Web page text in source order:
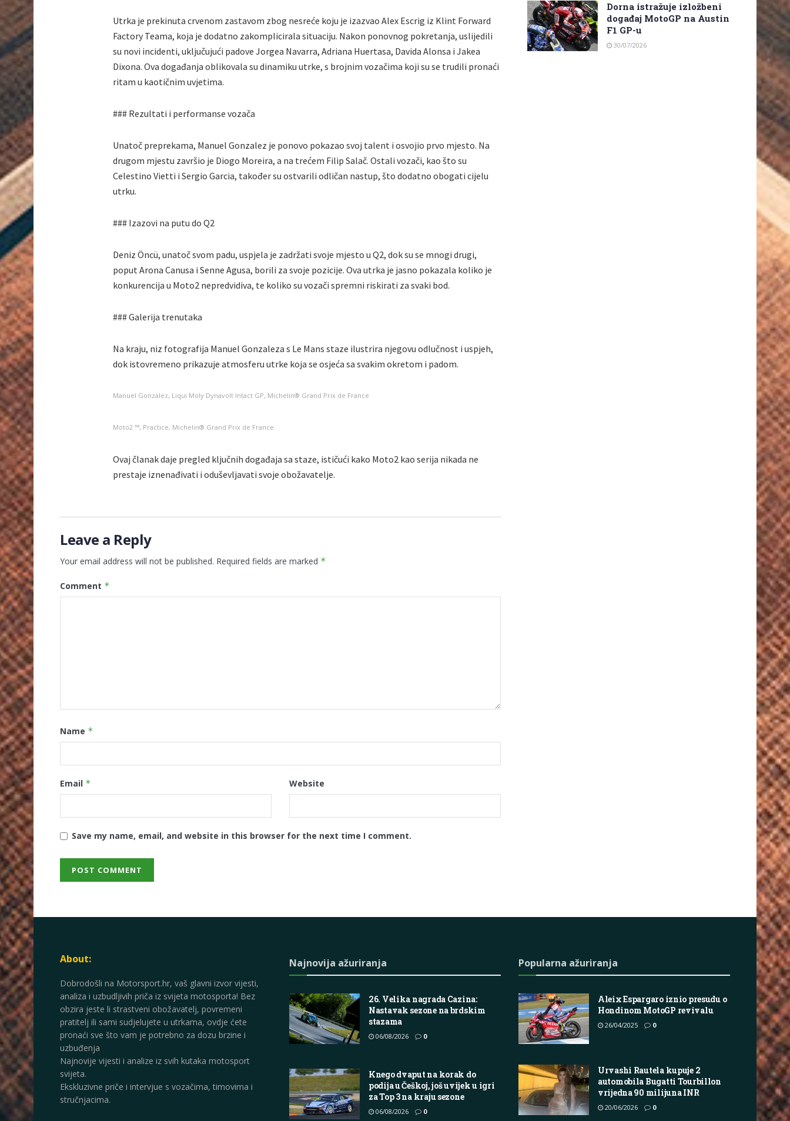
Utrka je prekinuta crvenom zastavom zbog nesreće koju je izazvao Alex Escrig iz Klint Forward
Factory Teama, koja je dodatno zakomplicirala situaciju. Nakon ponovnog pokretanja, uslijedili
su novi incidenti, uključujući padove Jorgea Navarra, Adriana Huertasa, Davida Alonsa i Jakea
Dixona. Ova događanja oblikovala su dinamiku utrke, s brojnim vozačima koji su se trudili pronaći
ritam u kaotičnim uvjetima.
### Rezultati i performanse vozača
Unatoč preprekama, Manuel Gonzalez je ponovo pokazao svoj talent i osvojio prvo mjesto. Na
drugom mjestu završio je Diogo Moreira, a na trećem Filip Salač. Ostali vozači, kao što su
Celestino Vietti i Sergio Garcia, također su ostvarili odličan nastup, što dodatno obogati cijelu
utrku.
### Izazovi na putu do Q2
Deniz Öncü, unatoč svom padu, uspjela je zadržati svoje mjesto u Q2, dok su se mnogi drugi,
poput Arona Canusa i Senne Agusa, borili za svoje pozicije. Ova utrka je jasno pokazala koliko je
konkurencija u Moto2 nepredvidiva, te koliko su vozači spremni riskirati za svaki bod.
### Galerija trenutaka
Na kraju, niz fotografija Manuel Gonzaleza s Le Mans staze ilustrira njegovu odlučnost i uspjeh,
dok istovremeno prikazuje atmosferu utrke koja se osjeća sa svakim okretom i padom.
Manuel Gonzalez, Liqui Moly Dynavolt Intact GP, Michelin® Grand Prix de France
Moto2 ™, Practice, Michelin® Grand Prix de France
Ovaj članak daje pregled ključnih događaja sa staze, ističući kako Moto2 kao serija nikada ne
prestaje iznenađivati i oduševljavati svoje obožavatelje.
Leave a Reply
Your email address will not be published. Required fields are marked *
Comment *
Name *
Email * Website
Save my name, email, and website in this browser for the next time I comment.
Dorna istražuje izložbeni
događaj MotoGP na Austin
F1 GP-u
30/07/2026
About:
Dobrodošli na Motorsport.hr, vaš glavni izvor vijesti,
analiza i uzbudljivih priča iz svijeta motosporta! Bez
obzira jeste li strastveni obožavatelj, povremeni
pratitelj ili sami sudjelujete u utrkama, ovdje ćete
pronaći sve što vam je potrebno za dozu brzine i
uzbuđenja
Najnovije vijesti i analize iz svih kutaka motosport
svijeta.
Ekskluzivne priče i intervjue s vozačima, timovima i
stručnjacima.
Najnovija ažuriranja
26. Velika nagrada Cazina:
Nastavak sezone na brdskim
stazama
06/08/2026 0
Knego dvaput na korak do
podija u Češkoj, još uvijek u igri
za Top 3 na kraju sezone
06/08/2026 0
Popularna ažuriranja
Aleix Espargaro iznio presudu o
Hondinom MotoGP revivalu
26/04/2025 0
Urvashi Rautela kupuje 2
automobila Bugatti Tourbillon
vrijedna 90 milijuna INR
20/06/2026 0